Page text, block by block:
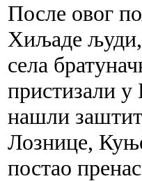
После овог
Хиљаде људи,
села
пристизали у
нашли
Лознице,
постао